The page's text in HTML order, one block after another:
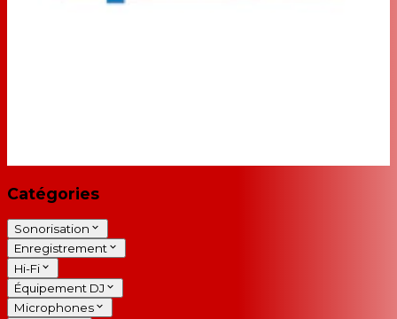
Catégories
Sonorisation
Enregistrement
Hi-Fi
Équipement DJ
Microphones